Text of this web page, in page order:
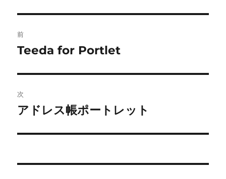
稿
ビ
ゲ
ー
前
前
投
稿:
Teeda for Portlet
次
次
投
アドレス帳ポートレット